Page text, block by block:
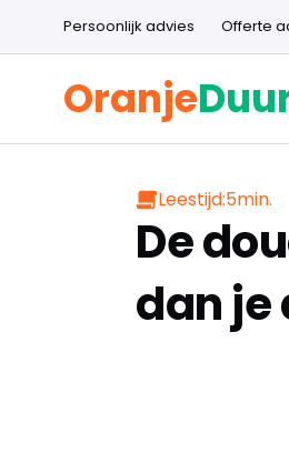
Persoonlijk advies Offerte
Oranje
Leestijd:5min.
De
dan je